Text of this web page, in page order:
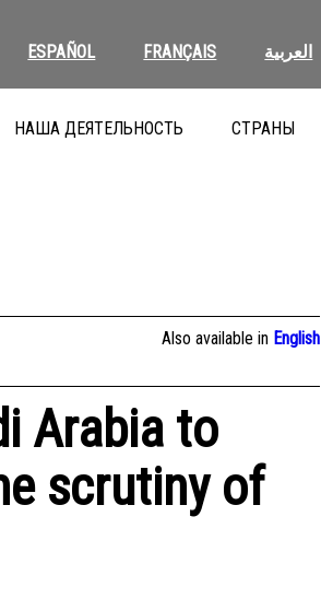
ESPAÑOL FRANÇAIS العربية
НАША ДЕЯТЕЛЬНОСТЬ СТРАНЫ
Also available in English
Arabia to
scrutiny of